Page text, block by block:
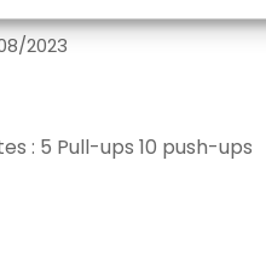
2023
: 5 Pull-ups 10 push-ups